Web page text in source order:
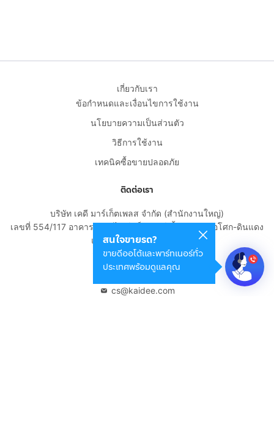
สนใจขายรถ?
ขายดีออโต้และพาร์ทเนอร์ทั่ว
ประเทศพร้อมดูแลคุณ
เกี่ยวกับเรา
ข้อกำหนดและเงื่อนไขการใช้งาน
นโยบายความเป็นส่วนตัว
วิธีการใช้งาน
เทคนิคซื้อขายปลอดภัย
ติดต่อเรา
บริษัท เคดี มาร์เก็ตเพลส จำกัด (สำนักงานใหญ่)
เลขที่ 554/117 อาคารสกายไนน์ เซ็นเตอร์ ชั้น 22 ถนนอโศก-ดินแดง
แขวงดินแดง เขตดินแดง
กรุงเทพมหานคร 10400
cs@kaidee.com